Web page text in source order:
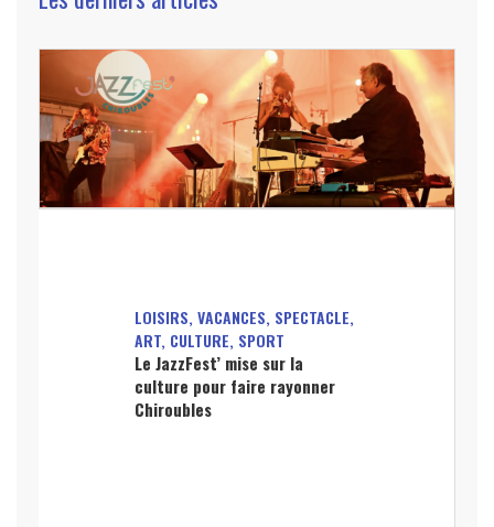
LOISIRS, VACANCES, SPECTACLE,
ART, CULTURE, SPORT
Le JazzFest’ mise sur la
culture pour faire rayonner
Chiroubles